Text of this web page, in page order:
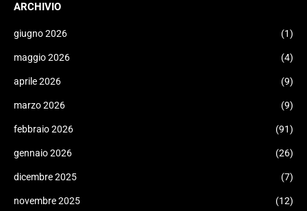
ARCHIVIO
giugno 2026 (1)
maggio 2026 (4)
aprile 2026 (9)
marzo 2026 (9)
febbraio 2026 (91)
gennaio 2026 (26)
dicembre 2025 (7)
novembre 2025 (12)